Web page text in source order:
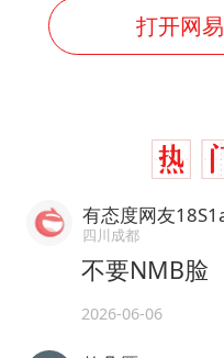
打开网
有态度网友
四川成都
不要NMB脸
2026-06-06